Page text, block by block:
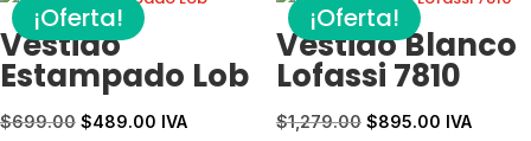
¡Oferta!
Vestido
Estampado Lob
$699.00 El
$489.00 El
IVA
¡Oferta!
Vestido Blanco
Lofassi 7810
$1,279.00 El
$895.00ElIVA